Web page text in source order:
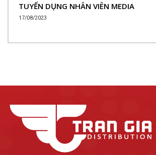
TUYỂN DỤNG NHÂN VIÊN MEDIA
17/08/2023